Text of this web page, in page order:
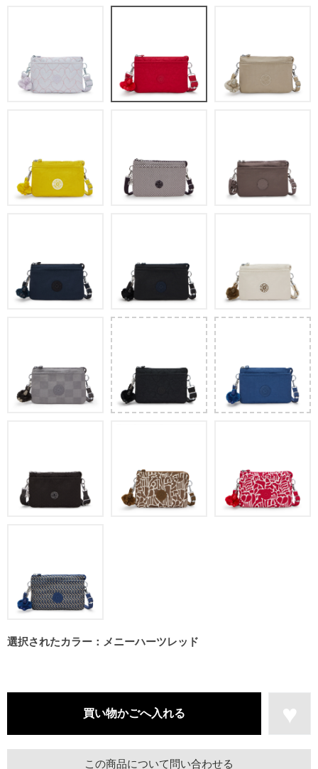
選択されたカラー：メニーハーツレッド
この商品について問い合わせる